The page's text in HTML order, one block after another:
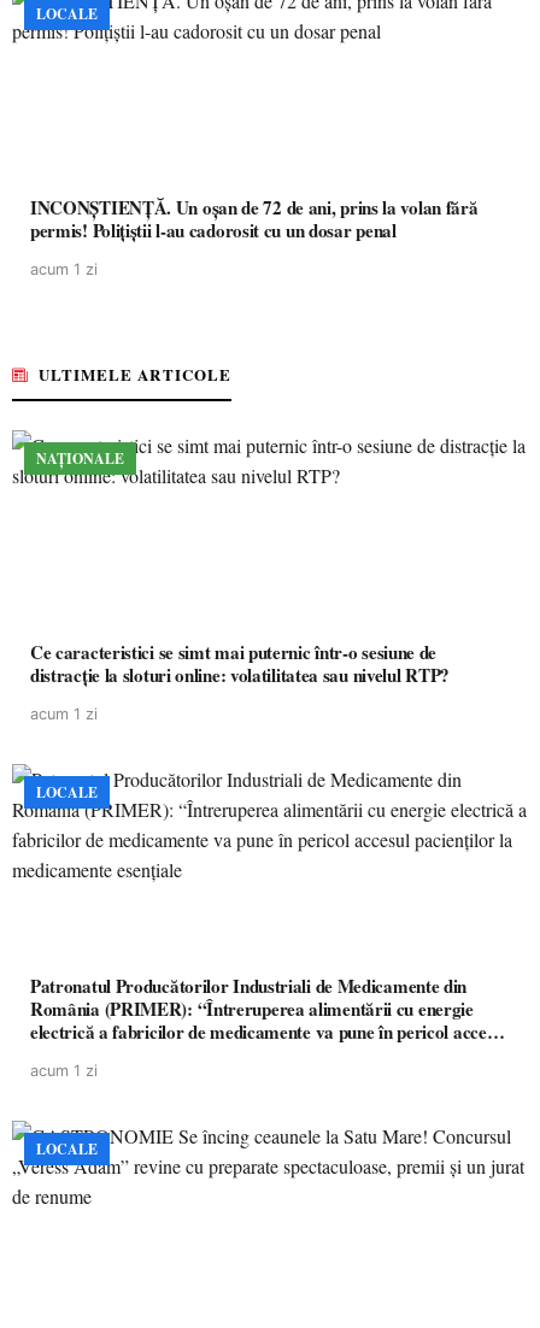
LOCALE
INCONȘTIENȚĂ. Un oșan de 72 de ani, prins la volan fără
permis! Polițiștii l-au cadorosit cu un dosar penal
acum 1 zi
ULTIMELE ARTICOLE
NAȚIONALE
Ce caracteristici se simt mai puternic într-o sesiune de
distracție la sloturi online: volatilitatea sau nivelul RTP?
acum 1 zi
LOCALE
Patronatul Producătorilor Industriali de Medicamente din
România (PRIMER): “Întreruperea alimentării cu energie
electrică a fabricilor de medicamente va pune în pericol accesul
acum 1 zi
LOCALE